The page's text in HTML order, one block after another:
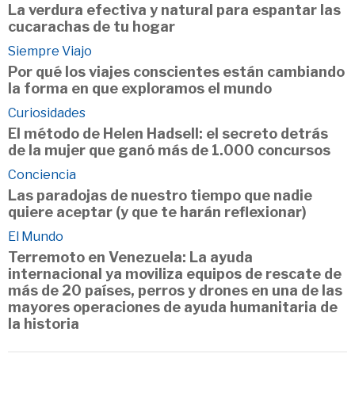
La verdura efectiva y natural para espantar las
cucarachas de tu hogar
Siempre Viajo
Por qué los viajes conscientes están cambiando
la forma en que exploramos el mundo
Curiosidades
El método de Helen Hadsell: el secreto detrás
de la mujer que ganó más de 1.000 concursos
Conciencia
Las paradojas de nuestro tiempo que nadie
quiere aceptar (y que te harán reflexionar)
El Mundo
Terremoto en Venezuela: La ayuda
internacional ya moviliza equipos de rescate de
más de 20 países, perros y drones en una de las
mayores operaciones de ayuda humanitaria de
la historia